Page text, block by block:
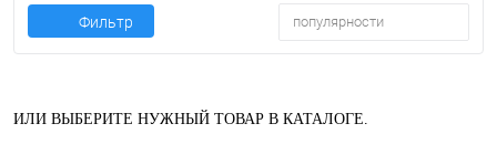
Фильтр популярности
ИЛИ ВЫБЕРИТЕ НУЖНЫЙ ТОВАР В КАТАЛОГЕ.